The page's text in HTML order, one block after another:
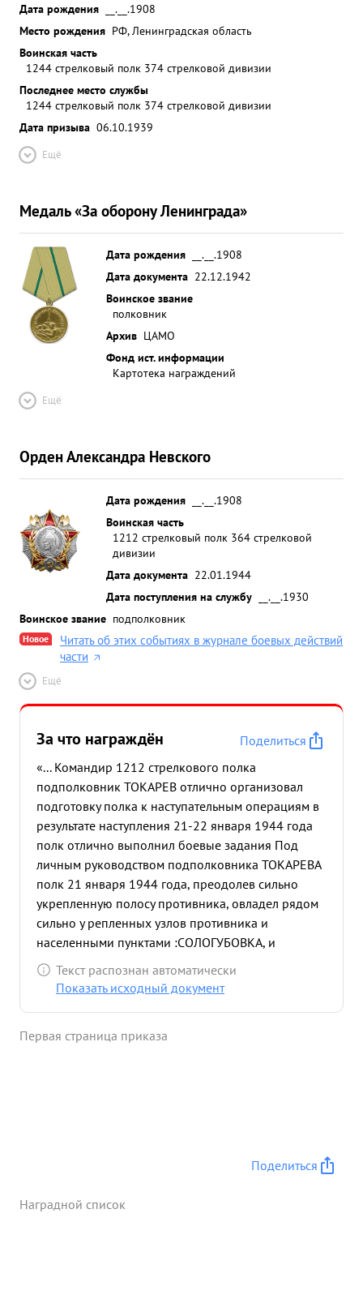
Дата рождения
__.__.1908
Место рождения РФ, Ленинградская область
Воинская часть
1244 стрелковый полк 374 стрелковой дивизии
Последнее место службы
1244 стрелковый полк 374 стрелковой дивизии
Дата призыва 06.10.1939
Ещё
Медаль «За оборону Ленинграда»
Дата рождения
__.__.1908
Дата документа 22.12.1942
Воинское звание
полковник
Архив ЦАМО
Фонд ист. информации
Картотека награждений
Ещё
Орден Александра Невского
Дата рождения
__.__.1908
Воинская часть
1212 стрелковый полк 364 стрелковой
дивизии
Дата документа 22.01.1944
Дата поступления на службу
__.__.1930
Воинское звание подполковник
Новое
Читать об этих событиях в журнале боевых действий
части
Ещё
За что награждён
Поделиться
«... Командир 1212 стрелкового полка
подполковник ТОКАРЕВ отлично организовал
подготовку полка к наступательным операциям в
результате наступления 21-22 января 1944 года
полк отлично выполнил боевые задания Под
личным руководством подполковника ТОКАРЕВА
полк 21 января 1944 года, преодолев сильно
укрепленную полосу противника, овладел рядом
сильно у репленных узлов противника и
населенными пунктами :СОЛОГУБОВКА, и
платформой СОЛОГУБОВКА, Мгинского района,
Ленинградской области. Во время боях
полка, воодушевлял бойцов на подвиги ...»
Текст распознан автоматически
Показать исходный документ
Первая страница приказа
Поделиться
Наградной список